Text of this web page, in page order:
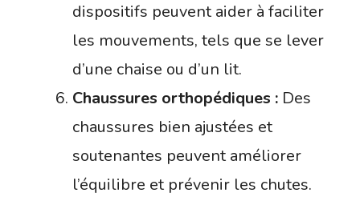
dispositifs peuvent aider à faciliter
les mouvements, tels que se lever
d’une chaise ou d’un lit.
Chaussures orthopédiques : Des
chaussures bien ajustées et
soutenantes peuvent améliorer
l’équilibre et prévenir les chutes.